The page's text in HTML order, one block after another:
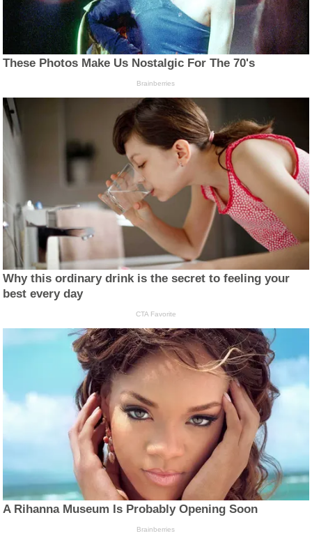
These Photos Make Us Nostalgic For The 70's
Brainberries
Why this ordinary drink is the secret to feeling your
best every day
CTA Favorite
A Rihanna Museum Is Probably Opening Soon
Brainberries